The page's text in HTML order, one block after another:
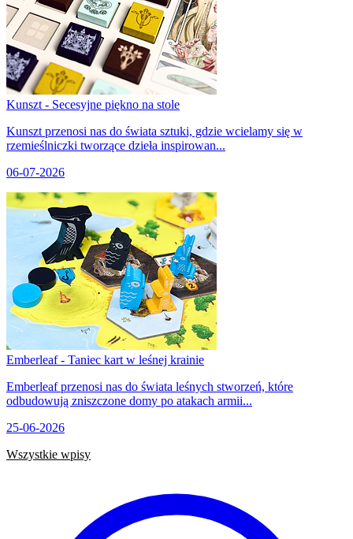
Kunszt - Secesyjne piękno na stole
Kunszt przenosi nas do świata sztuki, gdzie wcielamy się w
rzemieślniczki tworzące dzieła inspirowan...
06-07-2026
Emberleaf - Taniec kart w leśnej krainie
Emberleaf przenosi nas do świata leśnych stworzeń, które
odbudowują zniszczone domy po atakach armii...
25-06-2026
Wszystkie wpisy